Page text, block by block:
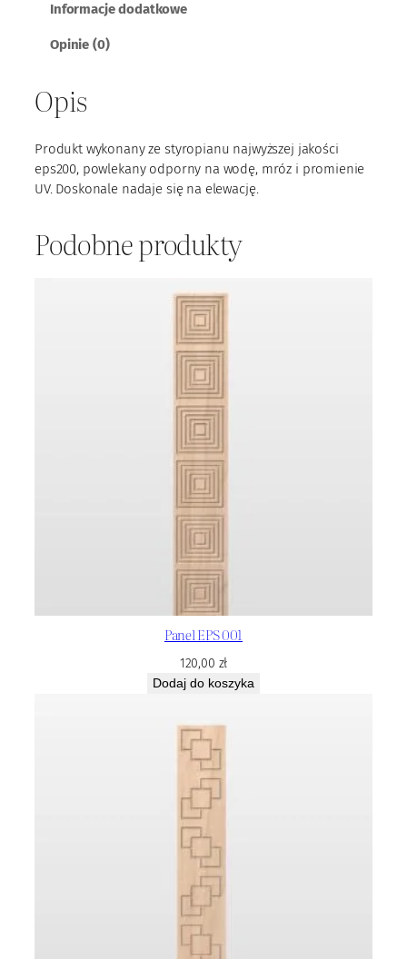
P
S
5
Informacje dodatkowe
Opinie (0)
Opis
Produkt wykonany ze styropianu najwyższej jakości
eps200, powlekany odporny na wodę, mróz i promienie
UV. Doskonale nadaje się na elewację.
Podobne produkty
Panel EPS 001
120,00 zł
Dodaj do koszyka